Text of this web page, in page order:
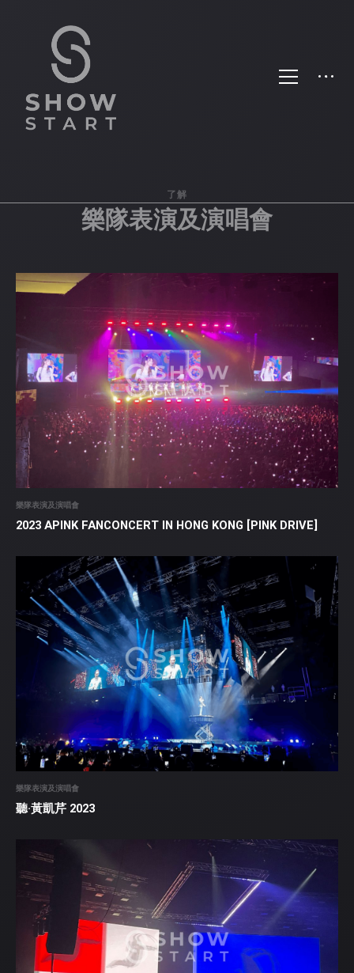
了解
樂隊表演及演唱會
樂隊表演及演唱會
2023 APINK FANCONCERT IN HONG KONG [PINK DRIVE]
樂隊表演及演唱會
聽·黃凱芹 2023